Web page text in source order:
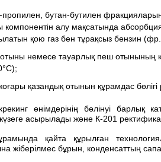
бутан-бутилен
компонентін алу мақсатында
қою газ бен тұрақсыз бензин
немесе тауарлық пеш отынының
қазандық отынын құрамдас
өнімдерінің бөлінуі барлық
асырылады және К-201
қайта құрылған
жіберілмес бұрын, конденсаттың